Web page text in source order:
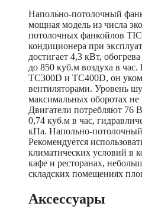
Напольно-потолочный
мощная модель из числа
потолочных фанкойлов
кондиционера при
достигает 4,3 кВт,
до 850 куб.м воздуха в
TC300D и TC400D, он
вентиляторами. Уровень
максимальных оборотах
Двигатели потребляют 76
0,74 куб.м в час,
кПа. Напольно-
Рекомендуется
климатических условий в
кафе и ресторанах,
складских помещениях
Аксессуары